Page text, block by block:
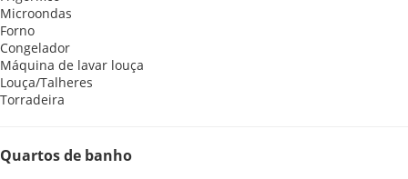
Microondas
Forno
Congelador
Máquina de lavar louça
Louça/Talheres
Torradeira
Quartos de banho